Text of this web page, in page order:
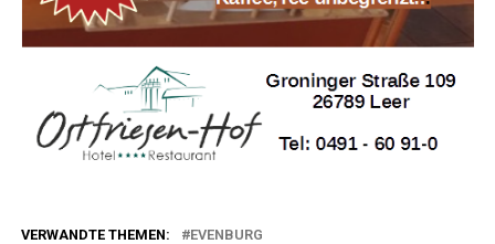
VERWANDTE THEMEN: EVENBURG